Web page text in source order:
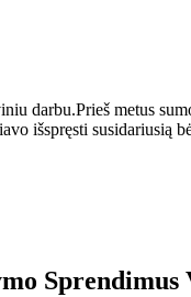
darbu.Prieš metus
išspręsti